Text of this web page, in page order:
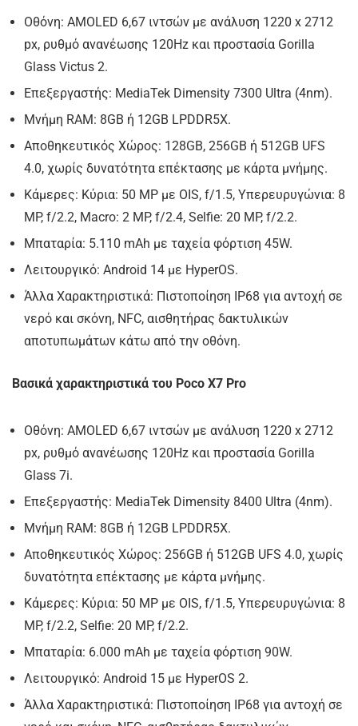
Οθόνη: AMOLED 6,67 ιντσών με ανάλυση 1220 x 2712
px, ρυθμό ανανέωσης 120Hz και προστασία Gorilla
Glass Victus 2.
Επεξεργαστής: MediaTek Dimensity 7300 Ultra (4nm).
Μνήμη RAM: 8GB ή 12GB LPDDR5X.
Αποθηκευτικός Χώρος: 128GB, 256GB ή 512GB UFS
4.0, χωρίς δυνατότητα επέκτασης με κάρτα μνήμης.
Κάμερες: Κύρια: 50 MP με OIS, f/1.5, Υπερευρυγώνια: 8
MP, f/2.2, Macro: 2 MP, f/2.4, Selfie: 20 MP, f/2.2.
Μπαταρία: 5.110 mAh με ταχεία φόρτιση 45W.
Λειτουργικό: Android 14 με HyperOS.
Άλλα Χαρακτηριστικά: Πιστοποίηση IP68 για αντοχή σε
νερό και σκόνη, NFC, αισθητήρας δακτυλικών
αποτυπωμάτων κάτω από την οθόνη.
Βασικά χαρακτηριστικά του Poco X7 Pro
Οθόνη: AMOLED 6,67 ιντσών με ανάλυση 1220 x 2712
px, ρυθμό ανανέωσης 120Hz και προστασία Gorilla
Glass 7i.
Επεξεργαστής: MediaTek Dimensity 8400 Ultra (4nm).
Μνήμη RAM: 8GB ή 12GB LPDDR5X.
Αποθηκευτικός Χώρος: 256GB ή 512GB UFS 4.0, χωρίς
δυνατότητα επέκτασης με κάρτα μνήμης.
Κάμερες: Κύρια: 50 MP με OIS, f/1.5, Υπερευρυγώνια: 8
MP, f/2.2, Selfie: 20 MP, f/2.2.
Μπαταρία: 6.000 mAh με ταχεία φόρτιση 90W.
Λειτουργικό: Android 15 με HyperOS 2.
Άλλα Χαρακτηριστικά: Πιστοποίηση IP68 για αντοχή σε